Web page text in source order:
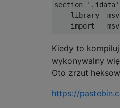
section '.idata'
library
Kiedy to
wykonywalny
Oto zrzut
https://